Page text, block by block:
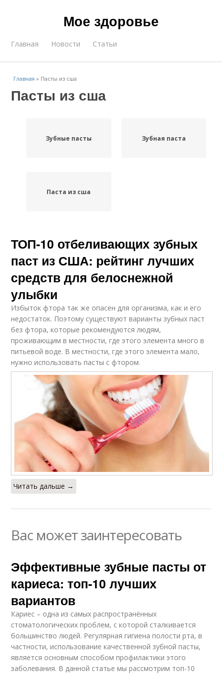
Мое здоровье
Главная Новости Статьи
Главная » Пасты из сша
Пасты из сша
Зубные пасты Зубная паста
Паста из сша
ТОП-10 отбеливающих зубных
паст из США: рейтинг лучших
средств для белоснежной
улыбки
Избыток фтора так же опасен для организма, как и его
недостаток. Поэтому существуют варианты зубных паст
без фтора, которые рекомендуются людям,
проживающим в местности, где этого элемента много в
питьевой воде. В местности, где этого элемента мало,
нужно использовать пасты с фтором.
Читать дальше →
Вас может заинтересовать
Эффективные зубные пасты от
кариеса: топ-10 лучших
вариантов
Кариес – одна из самых распространённых
стоматологических проблем, с которой сталкивается
большинство людей. Регулярная гигиена полости рта, в
частности, использование качественной зубной пасты,
является основным способом профилактики этого
заболевания. В данной статье мы рассмотрим топ-10